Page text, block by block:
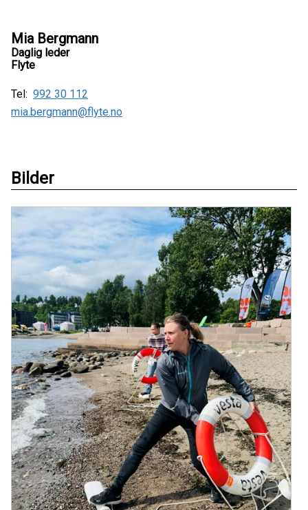
Mia Bergmann
Daglig leder
Flyte
Tel: 992 30 112
mia.bergmann@flyte.no
Bilder